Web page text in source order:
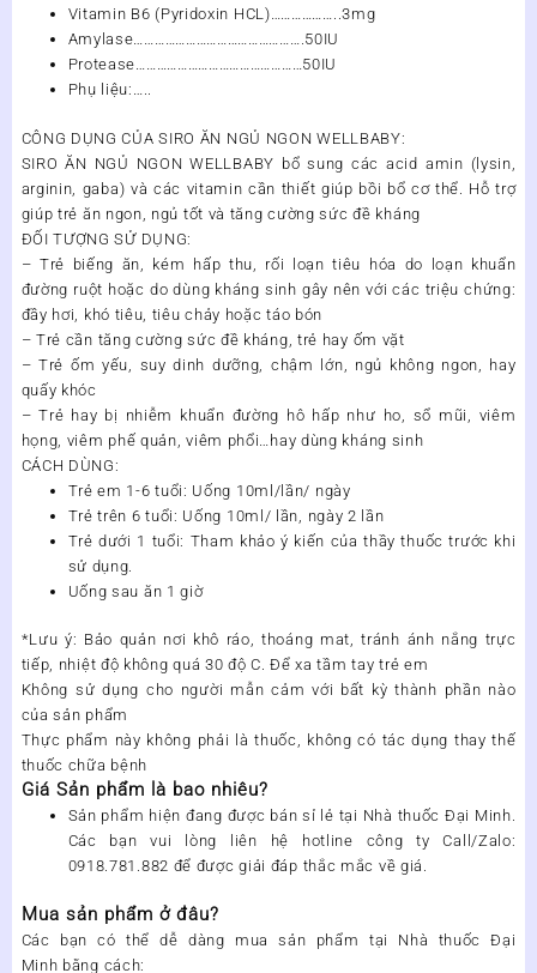
Vitamin B6 (Pyridoxin HCL)………………..3mg
Amylase………………………………………….50IU
Protease…………………………………………50IU
Phụ liệu:…..
CÔNG DỤNG CỦA SIRO ĂN NGỦ NGON WELLBABY:
SIRO ĂN NGỦ NGON WELLBABY bổ sung các acid amin (lysin,
arginin, gaba) và các vitamin cần thiết giúp bồi bổ cơ thể. Hỗ trợ
giúp trẻ ăn ngon, ngủ tốt và tăng cường sức đề kháng
ĐỐI TƯỢNG SỬ DỤNG:
– Trẻ biếng ăn, kém hấp thu, rối loạn tiêu hóa do loạn khuẩn
đường ruột hoặc do dùng kháng sinh gây nên với các triệu chứng:
đầy hơi, khó tiêu, tiêu chảy hoặc táo bón
– Trẻ cần tăng cường sức đề kháng, trẻ hay ốm vặt
– Trẻ ốm yếu, suy dinh dưỡng, chậm lớn, ngủ không ngon, hay
quấy khóc
– Trẻ hay bị nhiễm khuẩn đường hô hấp như ho, sổ mũi, viêm
họng, viêm phế quản, viêm phổi…hay dùng kháng sinh
CÁCH DÙNG:
Trẻ em 1-6 tuổi: Uống 10ml/lần/ ngày
Trẻ trên 6 tuổi: Uống 10ml/ lần, ngày 2 lần
Trẻ dưới 1 tuổi: Tham khảo ý kiến của thầy thuốc trước khi
sử dụng.
Uống sau ăn 1 giờ
*Lưu ý: Bảo quản nơi khô ráo, thoáng mat, tránh ánh nắng trực
tiếp, nhiệt độ không quá 30 độ C. Để xa tầm tay trẻ em
Không sử dụng cho người mẫn cảm với bất kỳ thành phần nào
của sản phẩm
Thực phẩm này không phải là thuốc, không có tác dụng thay thế
thuốc chữa bệnh
Giá Sản phẩm là bao nhiêu?
Sản phẩm hiện đang được bán sỉ lẻ tại Nhà thuốc Đại Minh.
Các bạn vui lòng liên hệ hotline công tyCall/Zalo:
0918.781.882 để được giải đáp thắc mắc về giá.
Mua sản phẩm ở đâu?
Các bạn có thể dễ dàng muasản phẩm tại Nhà thuốc Đại
Minh bằng cách: